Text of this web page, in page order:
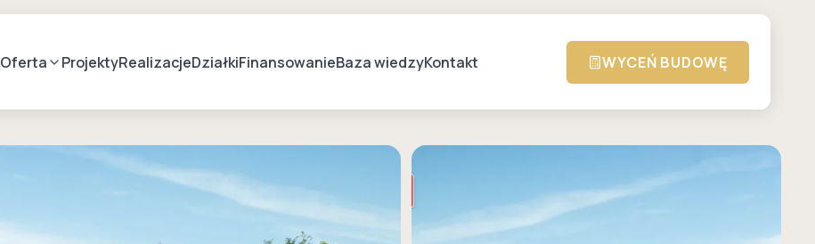
Oferta ProjektyRealizacjeDziałkiFinansowanieBaza wiedzyKontakt WYCEŃ BUDOWĘ